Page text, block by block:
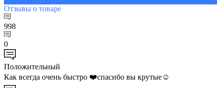
Отзывы о товаре
998
0
Положительный
Как всегда очень быстро ❤️спасибо вы крутые☺️